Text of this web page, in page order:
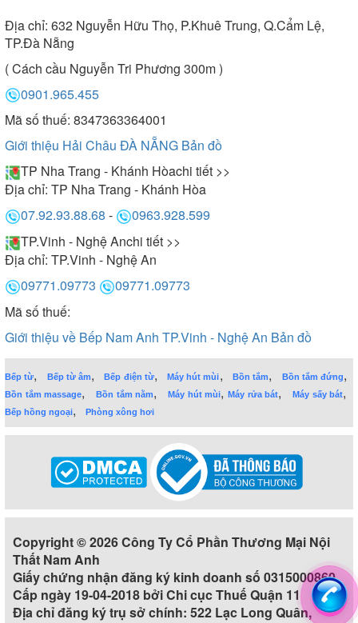
Địa chỉ: 632 Nguyễn Hữu Thọ, P.Khuê Trung, Q.Cẩm Lệ,
TP.Đà Nẵng
( Cách cầu Nguyễn Tri Phương 300m )
0901.965.455
Mã số thuế: 8347363364001
Giới thiệu Hải Châu ĐÀ NẴNG Bản đồ
TP Nha Trang - Khánh Hòachi tiết >>
Địa chỉ: TP Nha Trang - Khánh Hòa
07.92.93.88.68 -
0963.928.599
TP.Vinh - Nghệ Anchi tiết >>
Địa chỉ: TP.Vinh - Nghệ An
09771.09773
09771.09773
Mã số thuế:
Giới thiệu về Bếp Nam Anh TP.Vinh - Nghệ An Bản đồ
Bếp từ, Bếp từ âm,Bếp điện từ,Máy hút mùi, Bồn tắm, Bồn tắm đứng,
Bồn tắm massage,Bồn tắm nằm,Máy hút mùi,Máy rửa bát,Máy sấy bát,
Bếp hồng ngoại, Phòng xông hơi
Copyright © 2026 Công Ty Cổ Phần Thương Mại Nội
Thất Nam Anh
Giấy chứng nhận đăng ký kinh doanh số 0315000860
Cấp ngày 19-04-2018 bởi Chi cục Thuế Quận 11
Địa chỉ đăng ký trụ sở chính: 522 Lạc Long Quân,